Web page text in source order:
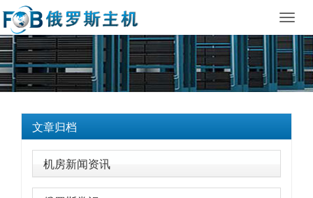
文章归档
机房新闻资讯